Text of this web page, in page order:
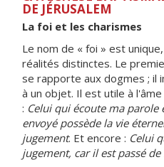
DE JÉRUSALEM
La foi et les charismes
Le nom de « foi » est
réalités distinctes. Le
se rapporte aux dogmes ; il
à un objet. Il est utile à
: Celui qui écoute ma
envoyé possède la vie
jugement. Et encore : Celui
jugement, car il est passé